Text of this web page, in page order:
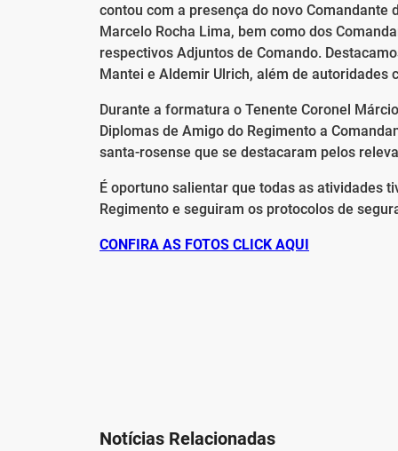
contou com a presença do novo Comandante
Marcelo Rocha Lima, bem como dos
respectivos Adjuntos de Comando.
Mantei e Aldemir Ulrich, além de autoridades
Durante a formatura o Tenente Coronel
Diplomas de Amigo do Regimento a
santa-rosense que se destacaram pelos
É oportuno salientar que todas as atividades
Regimento e seguiram os protocolos de
CONFIRA AS FOTOS CLICK AQUI
Notícias Relacionadas